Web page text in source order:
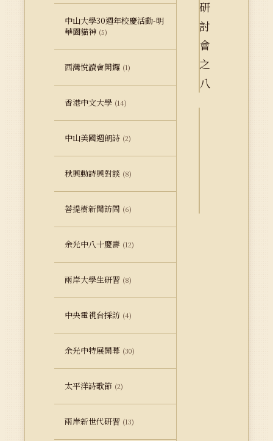
中山大學30週年校慶活動-明
華園貓神 (5)
西灣悅讀會開鑼 (1)
香港中文大學 (14)
中山美國週朗詩 (2)
秋興動詩興對談 (8)
菩提樹新聞訪問 (6)
余光中八十慶壽 (12)
兩岸大學生研習 (8)
中央電視台採訪 (4)
余光中特展開幕 (30)
太平洋詩歌節 (2)
兩岸新世代研習 (13)